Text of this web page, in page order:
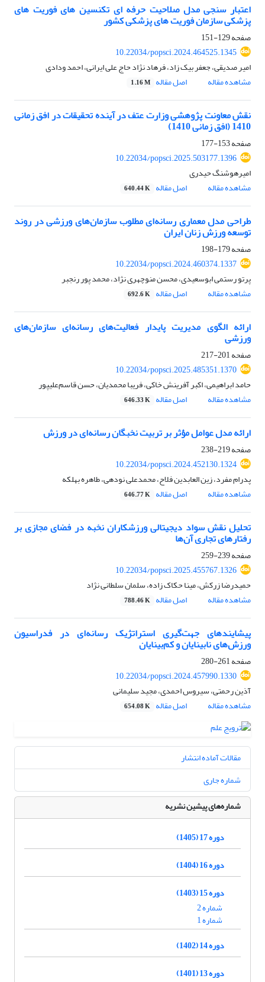
اعتبار سنجی مدل صلاحیت حرفه ای تکنسین های فوریت های
پزشکی سازمان فوریت های پزشکی کشور
صفحه129-151
10.22034/popsci.2024.464525.1345
امیر صدیقی، جعفر بیک زاد، فرهاد نژاد حاج علی ایرانی، احمد ودادی
مشاهده مقاله
اصل مقاله 1.16 M
نقش معاونت پژوهشی وزارت عتف در آینده تحقیقات در افق زمانی
1410 (افق زمانی 1410)
صفحه153-177
10.22034/popsci.2025.503177.1396
امیرهوشنگ حیدری
مشاهده مقاله
اصل مقاله 640.44 K
طراحی مدل معماری رسانه‌ای مطلوب سازمان‌های ورزشی در روند
توسعه ورزش زنان ایران
صفحه179-198
10.22034/popsci.2024.460374.1337
پرتو رستمی ابوسعیدی، محسن منوچهری نژاد، محمد پور رنجبر
مشاهده مقاله
اصل مقاله 692.6 K
ارائه الگوی مدیریت پایدار فعالیت‌های رسانه‌ای سازمان‌های
ورزشی
صفحه201-217
10.22034/popsci.2025.485351.1370
حامد ابراهیمی، اکبر آفرینش خاکی، فریبا محمدیان، حسن قاسم‌علیپور
مشاهده مقاله
اصل مقاله 646.33 K
ارائه مدل عوامل مؤثر بر تربیت نخبگان رسانه‌ای در ورزش
صفحه219-238
10.22034/popsci.2024.452130.1324
پدرام مفرد، زین العابدین فلاح، محمدعلی نودهی، طاهره بهلکه
مشاهده مقاله
اصل مقاله 646.77 K
تحلیل نقش سواد دیجیتالی ورزشکاران نخبه در فضای مجازی بر
رفتارهای تجاری آن‌ها
صفحه239-259
10.22034/popsci.2025.455767.1326
حمیدرضا زرکش، مینا حکاک زاده، سلمان سلطانی نژاد
مشاهده مقاله
اصل مقاله 788.46 K
پیشایندهای جهت‌گیری استراتژیک رسانه‌ای در فدراسیون
ورزش‌های نابینایان و کم‌بینایان
صفحه261-280
10.22034/popsci.2024.457990.1330
آذین رحمتی، سیروس احمدی، مجید سلیمانی
مشاهده مقاله
اصل مقاله 654.08 K
مقالات آماده انتشار
شماره جاری
شماره‌های پیشین نشریه
دوره 17 (1405)
دوره 16 (1404)
دوره 15 (1403)
شماره 2
شماره 1
دوره 14 (1402)
دوره 13 (1401)